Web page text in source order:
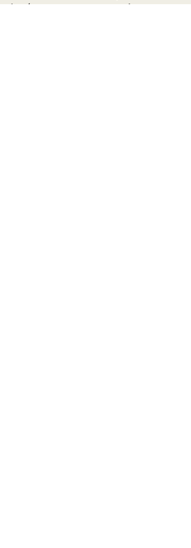
listadas em corretoras, em exchanges. Logo,